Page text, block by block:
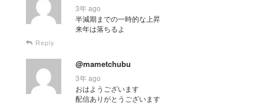
3年 ago
半減期までの一時的な上昇
来年は落ちるよ
Reply
@mametchubu
3年 ago
おはようございます
配信ありがとうございます